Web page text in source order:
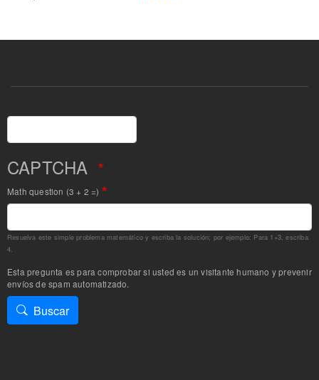
Buscar
CAPTCHA
Math question (3 + 2 =)
Resuelva este simple problema matemático y escriba la solución; por ejemplo: Para 1+3, escriba
4.
Esta pregunta es para comprobar si usted es un visitante humano y prevenir
envíos de spam automatizado.
Buscar